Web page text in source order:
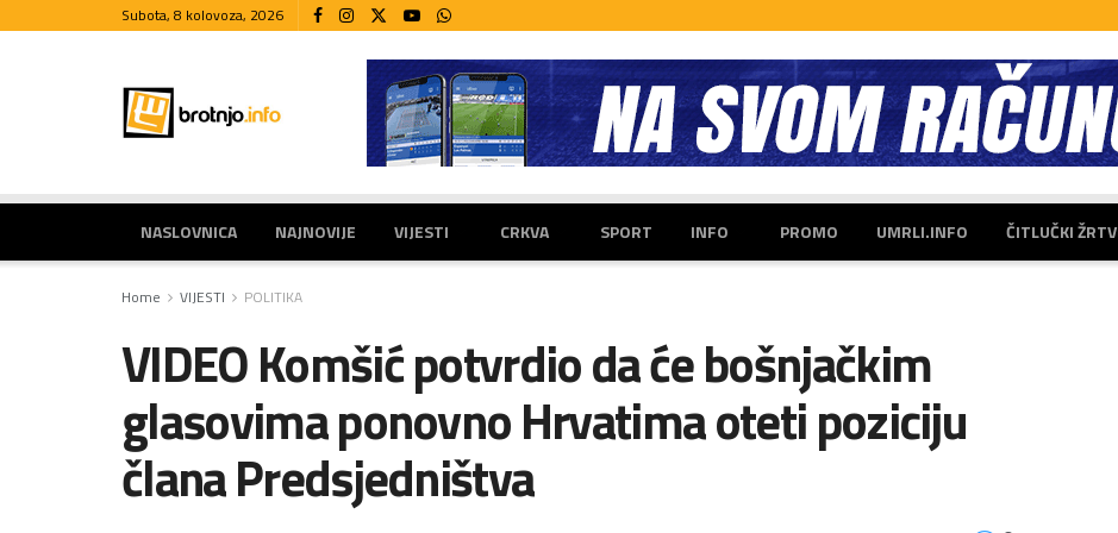
Subota, 8 kolovoza, 2026
NASLOVNICA NAJNOVIJE VIJESTI CRKVA SPORT INFO PROMO UMRLI.INFO ČITLUČKI
Home VIJESTI POLITIKA
VIDEO Komšić potvrdio da će bošnjačkim
glasovima ponovno Hrvatima oteti poziciju
člana Predsjedništva